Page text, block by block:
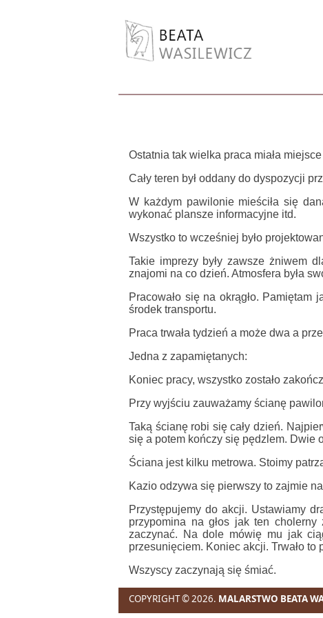
Ostatnia tak wielka praca miała
Cały teren był oddany do dyspozycji
W każdym pawilonie mieściła się
wykonać plansze informacyjne itd.
Wszystko to wcześniej było
Takie imprezy były zawsze żniwem
znajomi na co dzień. Atmosfera była
Pracowało się na okrągło.
środek transportu.
Praca trwała tydzień a może dwa a
Jedna z zapamiętanych:
Koniec pracy, wszystko zostało
Przy wyjściu zauważamy ścianę
Taką ścianę robi się cały dzień.
się a potem kończy się pędzlem. Dwie
Ściana jest kilku metrowa. Stoimy
Kazio odzywa się pierwszy to zajmie
Przystępujemy do akcji. Ustawiamy
przypomina na głos jak ten
zaczynać. Na dole mówię mu jak
przesunięciem. Koniec akcji. Trwało to
Wszyscy zaczynają się śmiać.
COPYRIGHT © 2026. MALARSTWO BEATA